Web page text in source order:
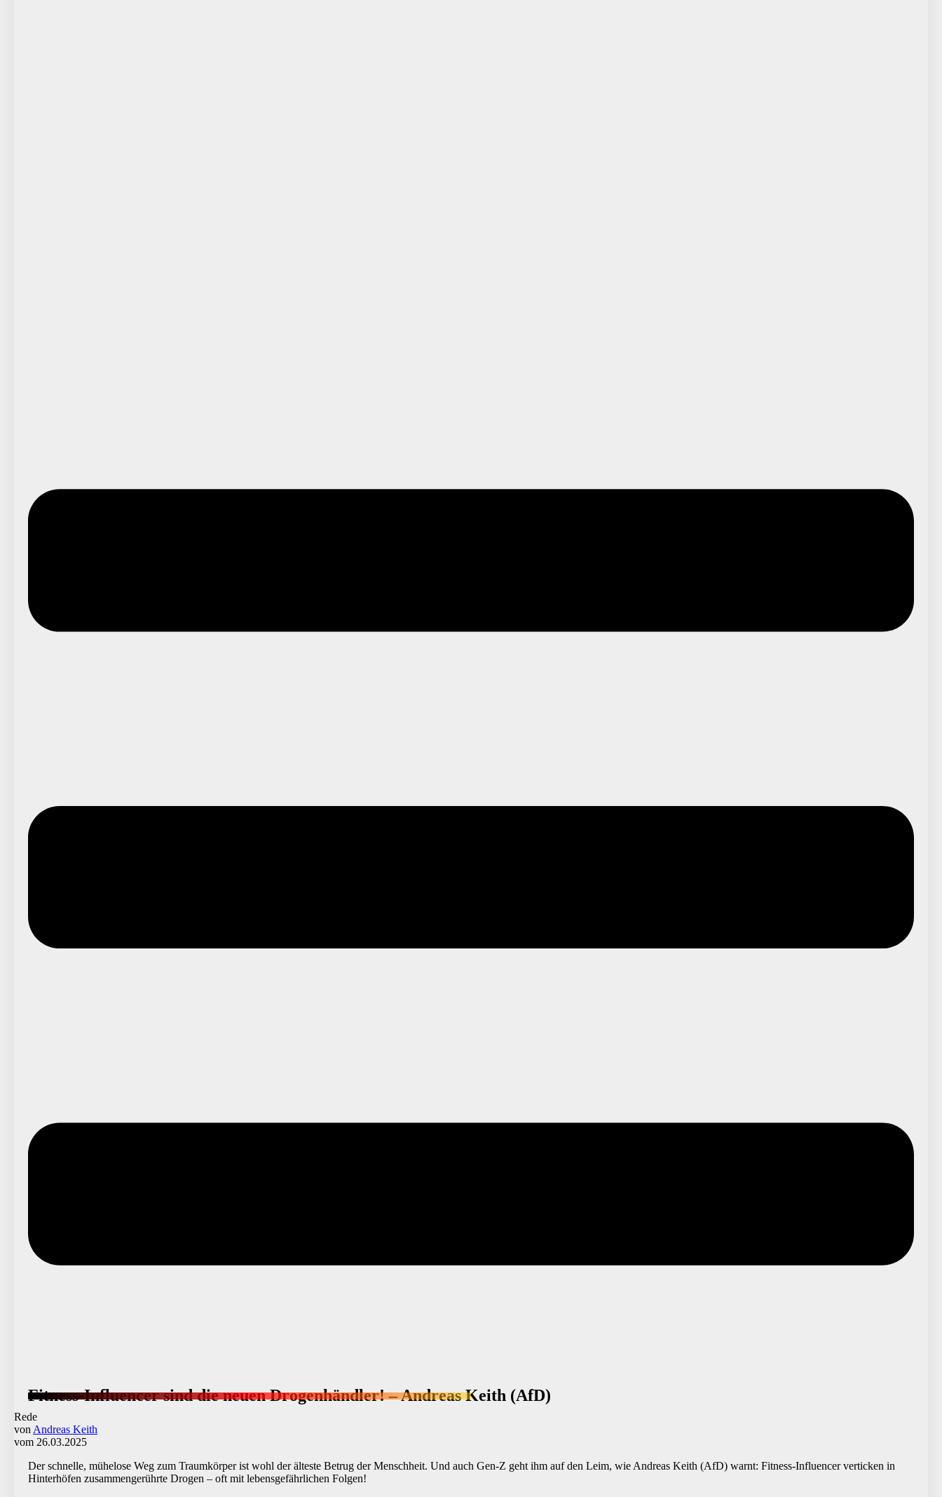
Fitness-Influencer sind die neuen Drogenhändler! – Andreas Keith (AfD)
Rede
von Andreas Keith
vom 26.03.2025
Der schnelle, mühelose Weg zum Traumkörper ist wohl der älteste Betrug der Menschheit. Und auch Gen-Z geht ihm auf den Leim, wie Andreas Keith (AfD) warnt: Fitness-Influencer verticken in
Hinterhöfen zusammengerührte Drogen – oft mit lebensgefährlichen Folgen!